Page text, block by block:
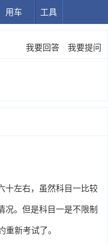
用车 工具
我要回答 我要提问
十左右，虽然科目一比较
况。但是科目一是不限制
新考试了。